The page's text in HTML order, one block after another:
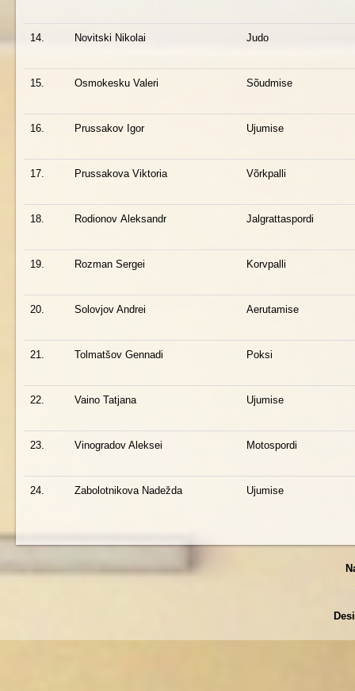
14. Novitski Nikolai Judo
15. Osmokesku Valeri Sõudmise
16. Prussakov Igor Ujumise
17. Prussakova Viktoria Võrkpalli
18. Rodionov Aleksandr Jalgrattaspordi
19. Rozman Sergei Korvpalli
20. Solovjov Andrei Aerutamise
21. Tolmatšov Gennadi Poksi
22. Vaino Tatjana Ujumise
23. Vinogradov Aleksei Motospordi
24. Zabolotnikova Nadežda Ujumise